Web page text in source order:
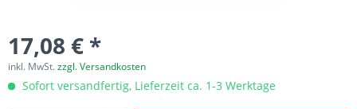
17,08 € *
inkl. MwSt.zzgl. Versandkosten
Sofort versandfertig, Lieferzeit ca. 1-3 Werktage